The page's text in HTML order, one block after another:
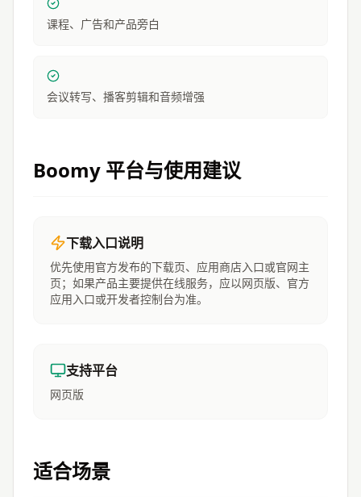
课程、广告和产品旁白
会议转写、播客剪辑和音频增强
Boomy 平台与使用建议
下载入口说明
优先使用官方发布的下载页、应用商店入口或官网主
页；如果产品主要提供在线服务，应以网页版、官方
应用入口或开发者控制台为准。
支持平台
网页版
适合场景